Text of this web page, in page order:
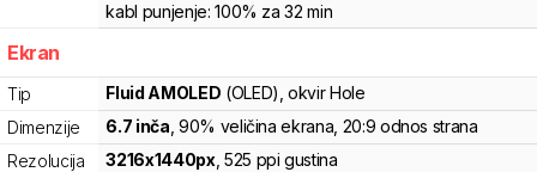
kabl punjenje:100% za 32 min
Ekran
Tip Fluid AMOLED (OLED) , okvir Hole
Dimenzije
6.7 inča , 90% veličina ekrana , 20:9 odnos strana
Rezolucija
3216x1440px, 525 ppi gustina